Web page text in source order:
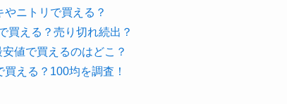
ニトリで買える？
買える？売り切れ続出？
値で買えるのはどこ？
える？100均を調査！